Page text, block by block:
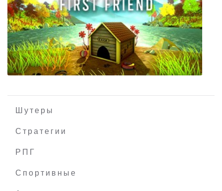
Bus Simulator 16
Шутеры
Стратегии
РПГ
Спортивные